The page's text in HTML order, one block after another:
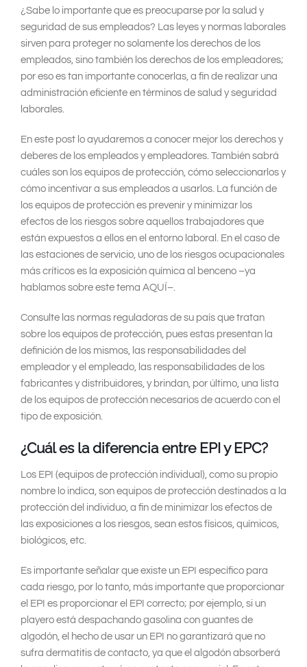
¿Sabe lo importante que es preocuparse por la salud y
seguridad de sus empleados? Las leyes y normas laborales
sirven para proteger no solamente los derechos de los
empleados, sino también los derechos de los empleadores;
por eso es tan importante conocerlas, a fin de realizar una
administración eficiente en términos de salud y seguridad
laborales.
En este post lo ayudaremos a conocer mejor los derechos y
deberes de los empleados y empleadores. También sabrá
cuáles son los equipos de protección, cómo seleccionarlos y
cómo incentivar a sus empleados a usarlos. La función de
los equipos de protección es prevenir y minimizar los
efectos de los riesgos sobre aquellos trabajadores que
están expuestos a ellos en el entorno laboral. En el caso de
las estaciones de servicio, uno de los riesgos ocupacionales
más críticos es la exposición química al benceno –ya
hablamos sobre este tema AQUÍ–.
Consulte las normas reguladoras de su país que tratan
sobre los equipos de protección, pues estas presentan la
definición de los mismos, las responsabilidades del
empleador y el empleado, las responsabilidades de los
fabricantes y distribuidores, y brindan, por último, una lista
de los equipos de protección necesarios de acuerdo con el
tipo de exposición.
¿Cuál es la diferencia entre EPI y EPC?
Los EPI (equipos de protección individual), como su propio
nombre lo indica, son equipos de protección destinados a la
protección del individuo, a fin de minimizar los efectos de
las exposiciones a los riesgos, sean estos físicos, químicos,
biológicos, etc.
Es importante señalar que existe un EPI específico para
cada riesgo, por lo tanto, más importante que proporcionar
el EPI es proporcionar el EPI correcto; por ejemplo, si un
playero está despachando gasolina con guantes de
algodón, el hecho de usar un EPI no garantizará que no
sufra dermatitis de contacto, ya que el algodón absorberá